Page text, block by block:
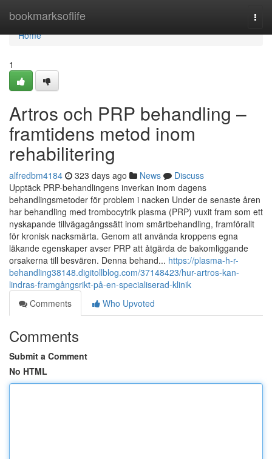
bookmarksoflife
Home
Home
1
Artros och PRP behandling –
framtidens metod inom
rehabilitering
alfredbm4184 323 days ago News
Discuss
Upptäck PRP-behandlingens inverkan inom dagens
behandlingsmetoder för problem i nacken Under de senaste åren
har behandling med trombocytrik plasma (PRP) vuxit fram som ett
nyskapande tillvägagångssätt inom smärtbehandling, framförallt
för kronisk nacksmärta. Genom att använda kroppens egna
läkande egenskaper avser PRP att åtgärda de bakomliggande
orsakerna till besvären. Denna behand... https://plasma-h-r-
behandling38148.digitollblog.com/37148423/hur-artros-kan-
lindras-framgångsrikt-på-en-specialiserad-klinik
Comments
Who Upvoted
Comments
Submit a Comment
No HTML